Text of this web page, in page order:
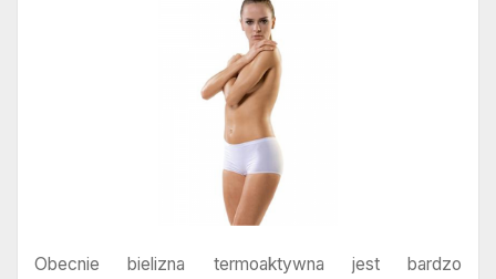
Obecnie bielizna termoaktywna jest bardzo